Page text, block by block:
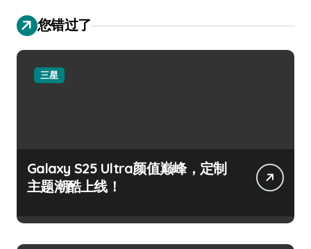
您错过了
三星
Galaxy S25 Ultra颜值巅峰，定制
主题潮酷上线！